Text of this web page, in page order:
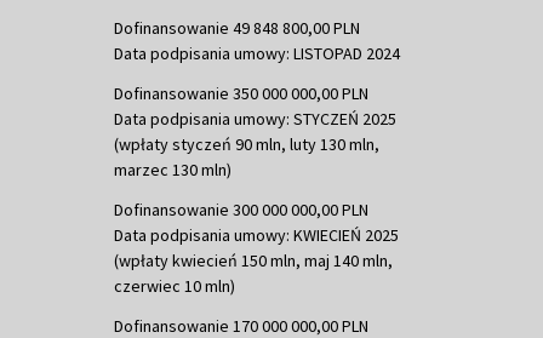
Dofinansowanie 49 848 800,00 PLN
Data podpisania umowy: LISTOPAD 2024
Dofinansowanie 350 000 000,00 PLN
Data podpisania umowy: STYCZEŃ 2025
(wpłaty styczeń 90 mln, luty 130 mln,
marzec 130 mln)
Dofinansowanie 300 000 000,00 PLN
Data podpisania umowy: KWIECIEŃ 2025
(wpłaty kwiecień 150 mln, maj 140 mln,
czerwiec 10 mln)
Dofinansowanie 170 000 000,00 PLN